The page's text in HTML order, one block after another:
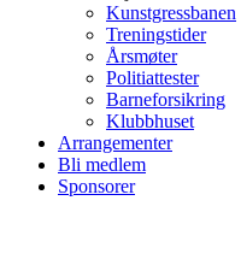
Kunstgressbanen
Treningstider
Årsmøter
Politiattester
Barneforsikring
Klubbhuset
Arrangementer
Bli medlem
Sponsorer